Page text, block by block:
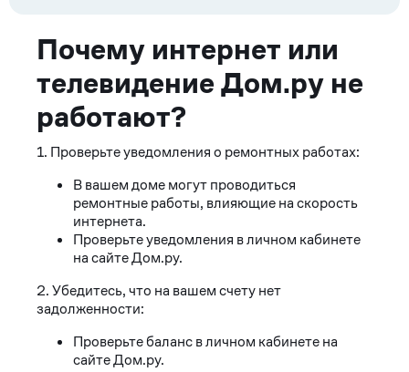
Почему интернет или
телевидение Дом.ру не
работают?
1. Проверьте уведомления о ремонтных работах:
В вашем доме могут проводиться
ремонтные работы, влияющие на скорость
интернета.
Проверьте уведомления в личном кабинете
на сайте Дом.ру.
2. Убедитесь, что на вашем счету нет
задолженности:
Проверьте баланс в личном кабинете на
сайте Дом.ру.